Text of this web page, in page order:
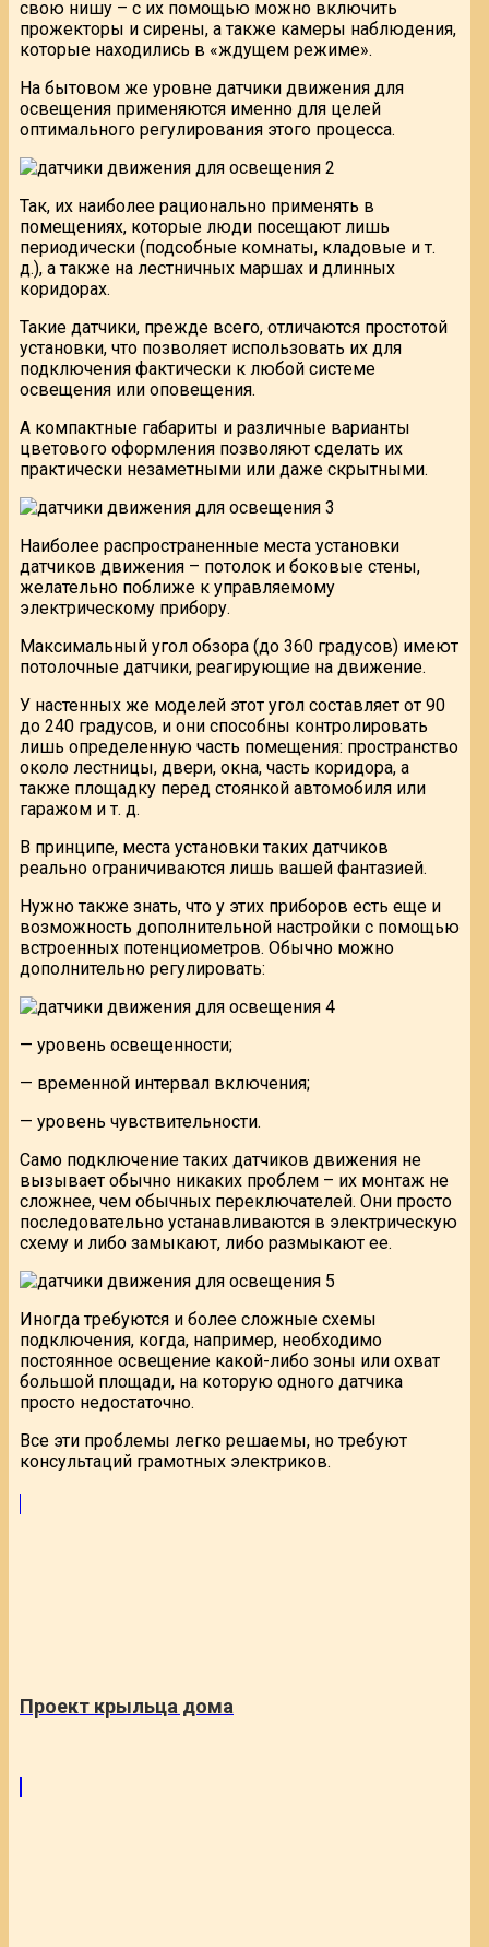
свою нишу – с их помощью можно включить
прожекторы и сирены, а также камеры наблюдения,
которые находились в «ждущем режиме».
На бытовом же уровне датчики движения для
освещения применяются именно для целей
оптимального регулирования этого процесса.
Так, их наиболее рационально применять в
помещениях, которые люди посещают лишь
периодически (подсобные комнаты, кладовые и т.
д.), а также на лестничных маршах и длинных
коридорах.
Такие датчики, прежде всего, отличаются простотой
установки, что позволяет использовать их для
подключения фактически к любой системе
освещения или оповещения.
А компактные габариты и различные варианты
цветового оформления позволяют сделать их
практически незаметными или даже скрытными.
Наиболее распространенные места установки
датчиков движения – потолок и боковые стены,
желательно поближе к управляемому
электрическому прибору.
Максимальный угол обзора (до 360 градусов) имеют
потолочные датчики, реагирующие на движение.
У настенных же моделей этот угол составляет от 90
до 240 градусов, и они способны контролировать
лишь определенную часть помещения: пространство
около лестницы, двери, окна, часть коридора, а
также площадку перед стоянкой автомобиля или
гаражом и т. д.
В принципе, места установки таких датчиков
реально ограничиваются лишь вашей фантазией.
Нужно также знать, что у этих приборов есть еще и
возможность дополнительной настройки с помощью
встроенных потенциометров. Обычно можно
дополнительно регулировать:
— уровень освещенности;
— временной интервал включения;
— уровень чувствительности.
Само подключение таких датчиков движения не
вызывает обычно никаких проблем – их монтаж не
сложнее, чем обычных переключателей. Они просто
последовательно устанавливаются в электрическую
схему и либо замыкают, либо размыкают ее.
Иногда требуются и более сложные схемы
подключения, когда, например, необходимо
постоянное освещение какой-либо зоны или охват
большой площади, на которую одного датчика
просто недостаточно.
Все эти проблемы легко решаемы, но требуют
консультаций грамотных электриков.
Проект крыльца дома